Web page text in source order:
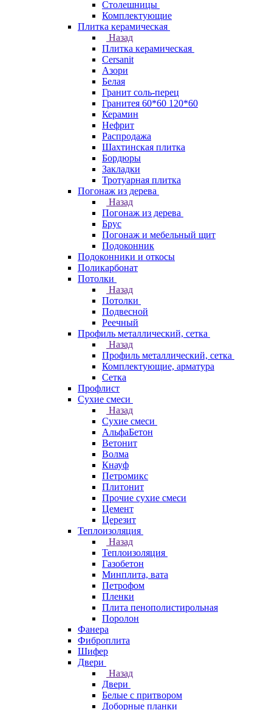
Столешницы
Комплектующие
Плитка керамическая
Назад
Плитка керамическая
Cersanit
Азори
Белая
Гранит соль-перец
Гранитея 60*60 120*60
Керамин
Нефрит
Распродажа
Шахтинская плитка
Бордюры
Закладки
Тротуарная плитка
Погонаж из дерева
Назад
Погонаж из дерева
Брус
Погонаж и мебельный щит
Подоконник
Подоконники и откосы
Поликарбонат
Потолки
Назад
Потолки
Подвесной
Реечный
Профиль металлический, сетка
Назад
Профиль металлический, сетка
Комплектующие, арматура
Сетка
Профлист
Сухие смеси
Назад
Сухие смеси
АльфаБетон
Ветонит
Волма
Кнауф
Петромикс
Плитонит
Прочие сухие смеси
Цемент
Церезит
Теплоизоляция
Назад
Теплоизоляция
Газобетон
Минплита, вата
Петрофом
Пленки
Плита пенополистирольная
Поролон
Фанера
Фиброплита
Шифер
Двери
Назад
Двери
Белые с притвором
Доборные планки